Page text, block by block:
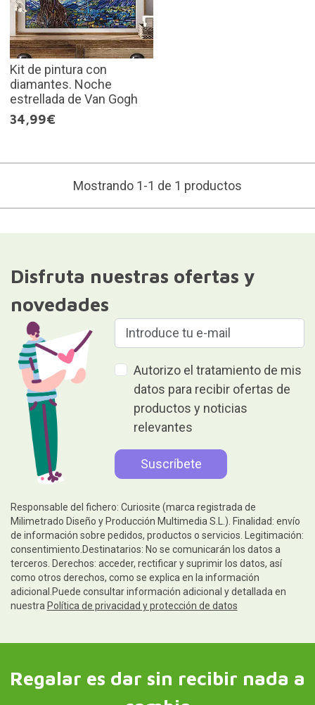
Kit de pintura con
diamantes. Noche
estrellada de Van Gogh
34,99€
Mostrando 1-1 de 1 productos
Disfruta nuestras ofertas y
novedades
Autorizo el tratamiento de mis
datos para recibir ofertas de
productos y noticias
relevantes
Responsable del fichero: Curiosite (marca registrada de
Milimetrado Diseño y Producción Multimedia S.L.). Finalidad: envío
de información sobre pedidos, productos o servicios. Legitimación:
consentimiento.Destinatarios: No se comunicarán los datos a
terceros. Derechos: acceder, rectificar y suprimir los datos, así
como otros derechos, como se explica en la información
adicional.Puede consultar información adicional y detallada en
nuestra Política de privacidad y protección de datos
Regalar es dar sin recibir nada a